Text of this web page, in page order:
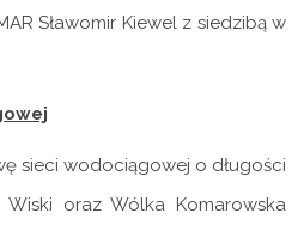
Sławomir Kiewel z siedzibą w
sieci wodociągowej o długości
oraz Wólka Komarowska